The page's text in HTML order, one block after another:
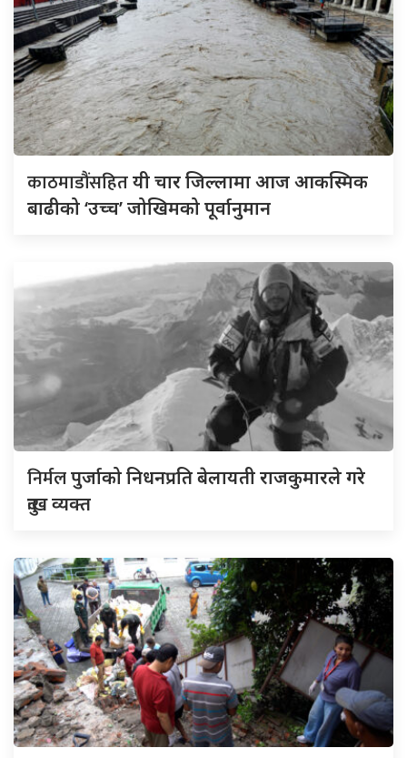
काठमाडौंसहितयी चार जिल्लामा आज आकस्मिक
बाढीको ‘उच्च’ जोखिमको पूर्वानुमान
निर्मलपुर्जाको निधनप्रति बेलायती राजकुमारले गरे
दुःख व्यक्त